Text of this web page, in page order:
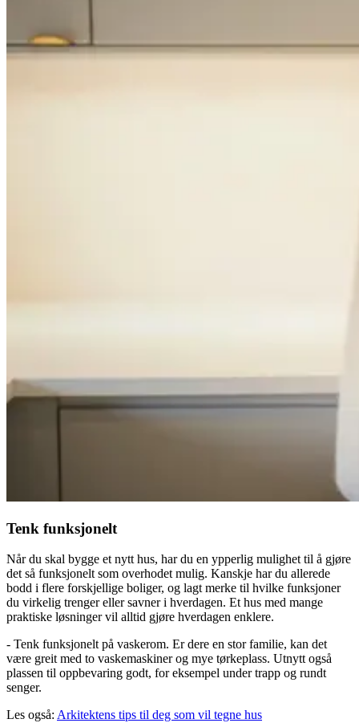
Tenk funksjonelt
Når du skal bygge et nytt hus, har du en ypperlig mulighet til å gjøre
det så funksjonelt som overhodet mulig. Kanskje har du allerede
bodd i flere forskjellige boliger, og lagt merke til hvilke funksjoner
du virkelig trenger eller savner i hverdagen. Et hus med mange
praktiske løsninger vil alltid gjøre hverdagen enklere.
- Tenk funksjonelt på vaskerom. Er dere en stor familie, kan det
være greit med to vaskemaskiner og mye tørkeplass. Utnytt også
plassen til oppbevaring godt, for eksempel under trapp og rundt
senger.
Les også: Arkitektens tips til deg som vil tegne hus